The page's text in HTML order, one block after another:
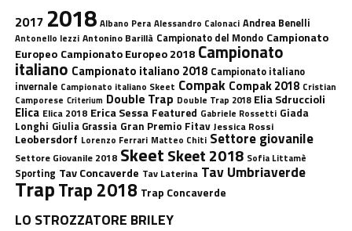
2017 2018 Albano Pera Alessandro Calonaci Andrea Benelli
Antonello Iezzi Antonino Barillà Campionato del Mondo Campionato
Europeo Campionato Europeo 2018 Campionato
italiano Campionato italiano 2018 Campionato italiano
invernale Campionato italiano Skeet Compak Compak 2018 Cristian
Camporese Criterium Double Trap Double Trap 2018 Elia Sdruccioli
Elica Elica 2018 Erica Sessa Featured Gabriele Rossetti Giada
Longhi Giulia Grassia Gran Premio Fitav Jessica Rossi
Leobersdorf Lorenzo Ferrari Matteo Chiti Settore giovanile
Settore Giovanile 2018 SkeetSkeet 2018 Sofia Littamè
Sporting Tav Concaverde Tav Laterina Tav Umbriaverde
TrapTrap 2018 Trap Concaverde
LO STROZZATORE BRILEY